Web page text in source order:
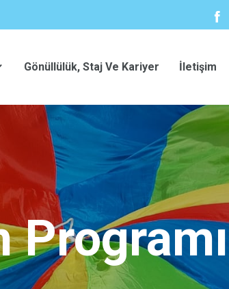
Gönüllülük, Staj Ve Kariyer İletişim
Programı